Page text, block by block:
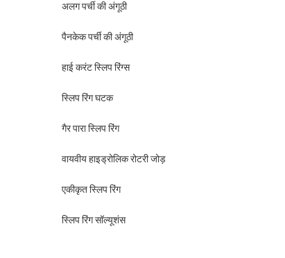
अलग पर्ची की अंगूठी
पैनकेक पर्ची की अंगूठी
हाई करंट स्लिप रिंग्स
स्लिप रिंग घटक
गैर पारा स्लिप रिंग
वायवीय हाइड्रोलिक रोटरी जोड़
एकीकृत स्लिप रिंग
स्लिप रिंग सॉल्यूशंस